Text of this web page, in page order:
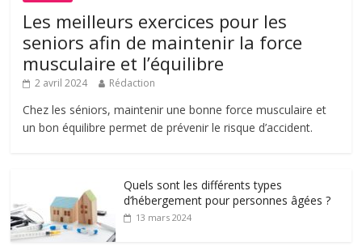
Les meilleurs exercices pour les
seniors afin de maintenir la force
musculaire et l’équilibre
2 avril 2024 Rédaction
Chez les séniors, maintenir une bonne force musculaire et
un bon équilibre permet de prévenir le risque d’accident.
Quels sont les différents types
d’hébergement pour personnes âgées ?
13 mars 2024